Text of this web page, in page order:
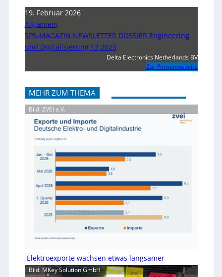
19. Februar 2026
Allgemein
SPS-MAGAZIN NEWSLETTER DOSSIER Engineering
und Digitalisierung 13 2025
Delta Electronics Netherlands BV
Zur Firmenwebsite
MEHR ZUM THEMA
Bild: ZVEI e.V.
Elektroexporte wachsen etwas langsamer
Bild: MKey Solution GmbH